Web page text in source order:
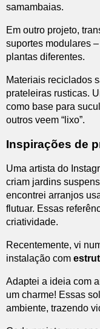
samambaias.
Em outro projeto,
suportes modulares
plantas diferentes.
Materiais reciclados
prateleiras rusticas.
como base para
outros veem “lixo”.
Inspirações de
Uma artista do
criam jardins
encontrei arranjos
flutuar. Essas
criatividade.
Recentemente, vi
instalação com
Adaptei a ideia com
um charme! Essas
ambiente, trazendo